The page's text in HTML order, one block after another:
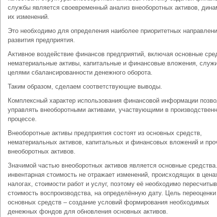
службы является своевременный анализ внеоборотных активов,
их изменений.
Это необходимо для определения наиболее приоритетных
развития предприятия.
Активное воздействие финансов предприятий, включая основные
нематериальные активы, капитальные и финансовые вложения,
целями сбалансированности денежного оборота.
Таким образом, сделаем соответствующие выводы.
Комплексный характер использования финансовой информации
управлять внеоборотными активами, участвующими в
процессе.
Внеоборотные активы предприятия состоят из основных средств,
нематериальных активов, капитальных и финансовых вложений и
внеоборотных активов.
Значимой частью внеоборотных активов является основные
инвентарная стоимость не отражает изменений, происходящих в
налогах, стоимости работ и услуг, поэтому её необходимо
стоимость воспроизводства, на определённую дату. Цель переоценки
основных средств – создание условий формирования необходимых
денежных фондов для обновления основных активов.